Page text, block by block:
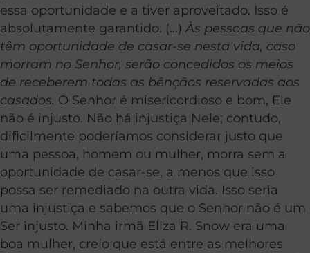
essa oportunidade e a tiver aproveitado. Isso é
absolutamente garantido. (…) Às pessoas que não
têm oportunidade de casar-se nesta vida, caso
morram no Senhor, serão concedidos os meios
de receberem todas as bênçãos reservadas aos
casados. O Senhor é misericordioso e bom, Ele
não é injusto. Não há injustiça Nele; contudo,
dificilmente poderíamos considerar justo que
uma pessoa, homem ou mulher, morra sem a
oportunidade de casar-se, a menos que isso
possa ser remediado na outra vida. Isso seria
uma injustiça e sabemos que o Senhor não é um
Ser injusto. Minha irmã Eliza R. Snow era uma
boa mulher, creio que está entre as melhores